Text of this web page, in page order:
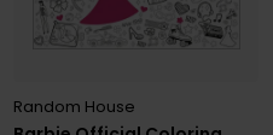
Random House